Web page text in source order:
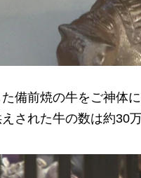
備前焼の牛をご神体
された牛の数は約30